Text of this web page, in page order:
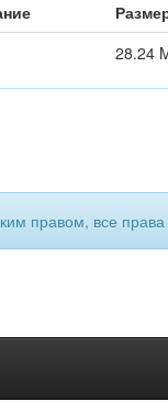
28.24
правом, все